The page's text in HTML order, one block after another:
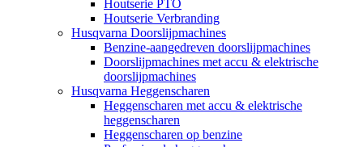
Houtserie PTO
Houtserie Verbranding
Husqvarna Doorslijpmachines
Benzine-aangedreven doorslijpmachines
Doorslijpmachines met accu & elektrische
doorslijpmachines
Husqvarna Heggenscharen
Heggenscharen met accu & elektrische
heggenscharen
Heggenscharen op benzine